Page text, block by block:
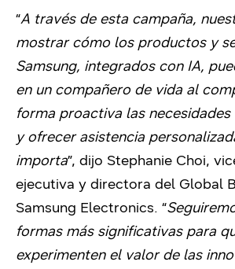
“A través de esta campaña,
mostrar cómo los productos y
Samsung, integrados con IA,
en un compañero de vida al
forma proactiva las necesidades
y ofrecer asistencia
importa”, dijo Stephanie Choi,
ejecutiva y directora del Global
Samsung Electronics. “
formas más significativas para
experimenten el valor de las